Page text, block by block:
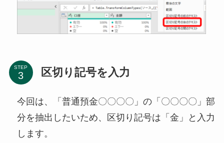
STEP 区切り記号を入力
今回は、「普通預金〇〇〇〇」の「〇〇〇〇」部
分を抽出したいため、区切り記号は「金」と入力
します。